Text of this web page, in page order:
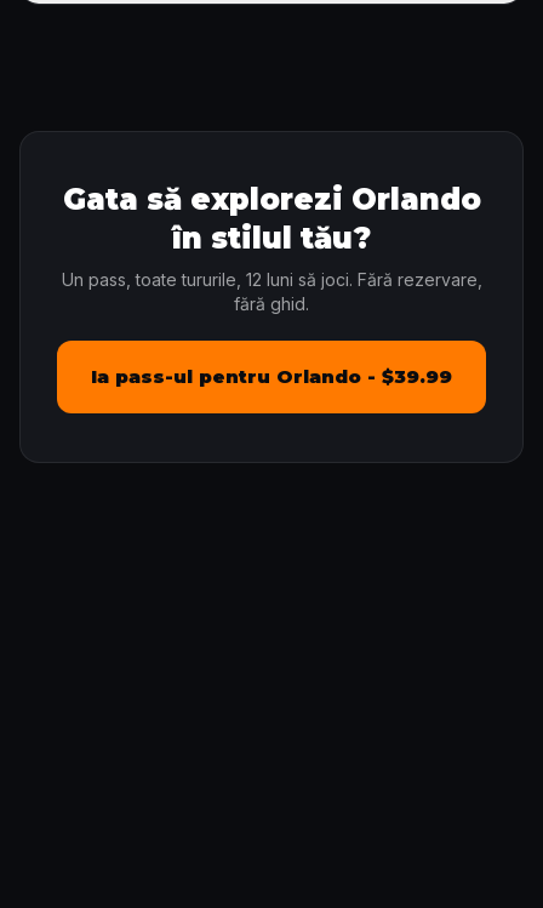
Gata să explorezi Orlando
în stilul tău?
Un pass, toate tururile, 12 luni să joci. Fără rezervare,
fără ghid.
Ia pass-ul pentru Orlando - $39.99